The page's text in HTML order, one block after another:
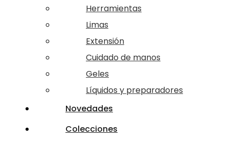
Herramientas
Limas
Extensión
Cuidado de manos
Geles
Líquidos y preparadores
Novedades
Colecciones